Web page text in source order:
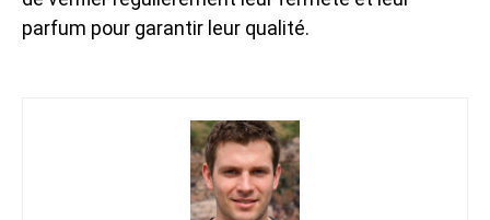
parfum pour garantir leur qualité.